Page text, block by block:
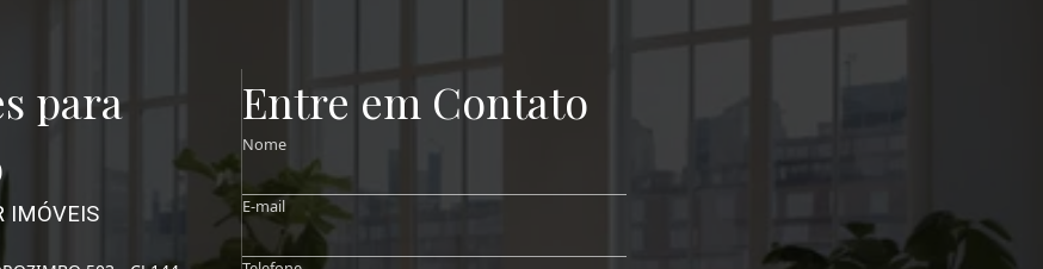
para
IMÓVEIS
Entre em Contato
Nome
E-mail